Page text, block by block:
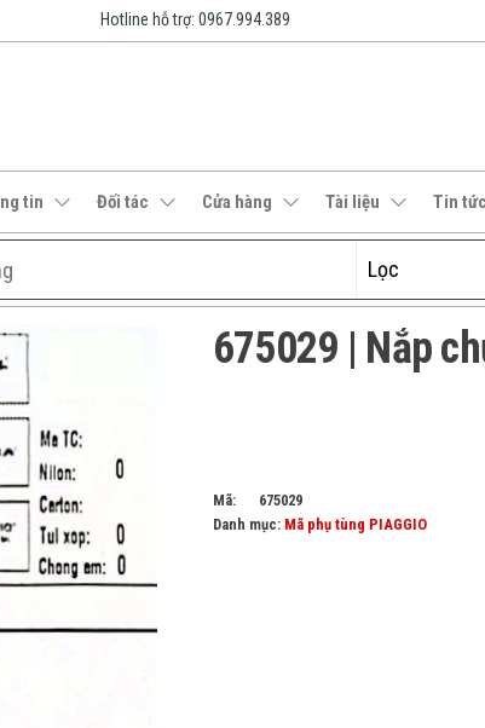
Hotline hỗ trợ: 0967.994.389
tin Đối tác Cửa hàng Tài liệu Tin
675029 | Nắp
Mã:
675029
Danh mục: Mã phụ tùng PIAGGIO